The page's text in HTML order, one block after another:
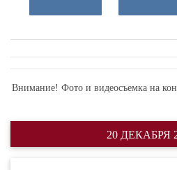
Внимание! Фото и видеосъемка на
20 ДЕКАБРЯ